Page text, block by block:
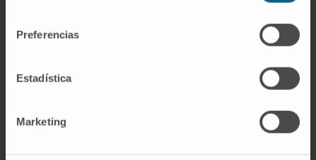
Preferencias
Estadística
Marketing
domaine chirurgical et les soins postopératoires pour